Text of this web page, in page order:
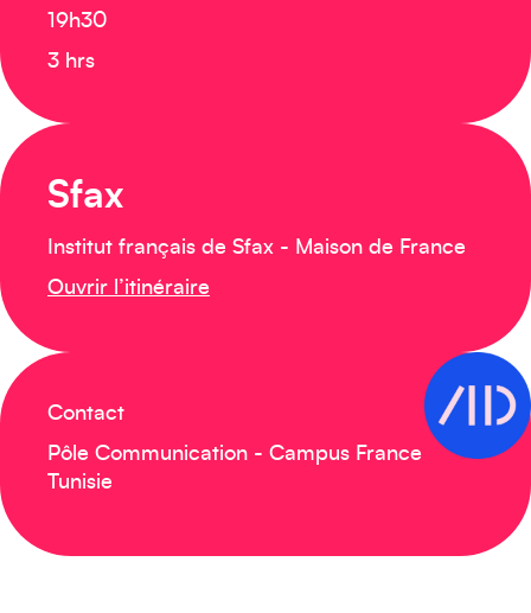
19h30
3 hrs
Sfax
Institut français de Sfax - Maison de France
Ouvrir l’itinéraire
Contact
Pôle Communication - Campus France
Tunisie